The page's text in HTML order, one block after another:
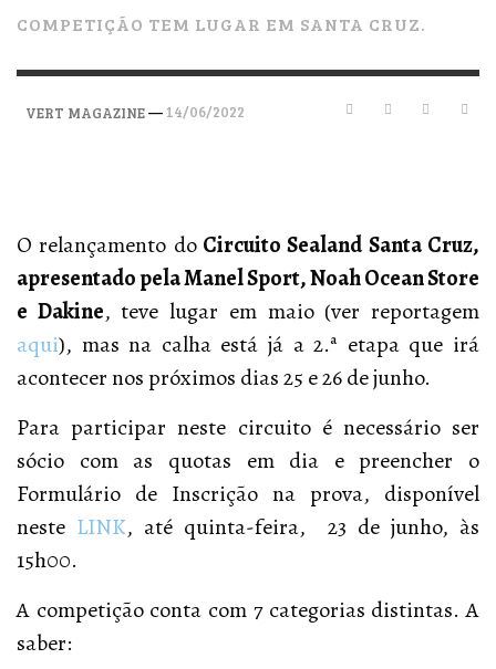
COMPETIÇÃO TEM LUGAR EM SANTA CRUZ.
VERT MAGAZINE— 14/06/2022
O relançamento doCircuito Sealand Santa Cruz,
apresentado pela Manel Sport, Noah Ocean Store
e Dakine, teve lugar em maio (ver reportagem
aqui), mas na calha está já a 2.ª etapa que irá
acontecer nos próximos dias 25 e 26 de junho.
Para participar neste circuito é necessário ser
sócio com as quotas em dia e preencher o
Formulário de Inscrição na prova, disponível
neste LINK, até quinta-feira, 23 de junho, às
15h00.
A competição conta com 7 categorias distintas. A
saber: